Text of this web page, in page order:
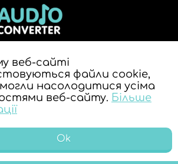
веб-сайті
файли cookie,
насолодитися усіма
веб-сайту. Більше
Ok